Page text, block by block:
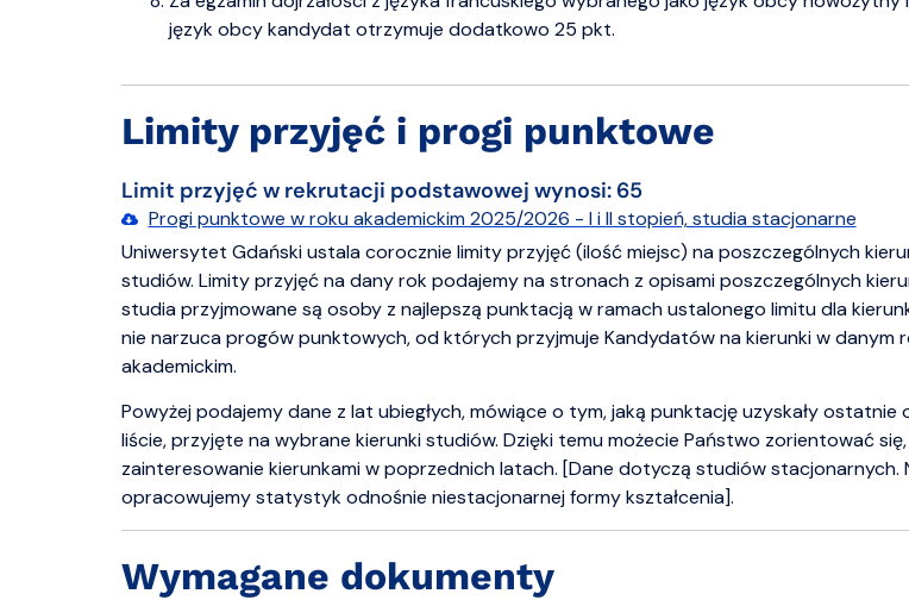
język obcy kandydat otrzymuje dodatkowo 25 pkt.
Limity przyjęć i progi punktowe
Limit przyjęć w rekrutacji podstawowej wynosi: 65
Progi punktowe w roku akademickim 2025/2026 - I i II stopień, studia stacjonarne
Uniwersytet Gdański ustala corocznie limity przyjęć (ilość miejsc) na poszczególnych
studiów. Limity przyjęć na dany rok podajemy na stronach z opisami poszczególnych
studia przyjmowane są osoby z najlepszą punktacją w ramach ustalonego limitu dla
nie narzuca progów punktowych, od których przyjmuje Kandydatów na kierunki w danym
akademickim.
Powyżej podajemy dane z lat ubiegłych, mówiące o tym, jaką punktację uzyskały ostatnie
liście, przyjęte na wybrane kierunki studiów. Dzięki temu możecie Państwo zorientować się,
zainteresowanie kierunkami w poprzednich latach. [Dane dotyczą studiów stacjonarnych.
opracowujemy statystyk odnośnie niestacjonarnej formy kształcenia].
Wymagane dokumenty